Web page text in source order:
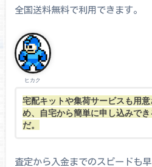
全国送料無料で利用できます。
ヒカク
宅配キットや集荷サービスも用
め、自宅から簡単に申し込みで
だ。
査定から入金までのスピードも早